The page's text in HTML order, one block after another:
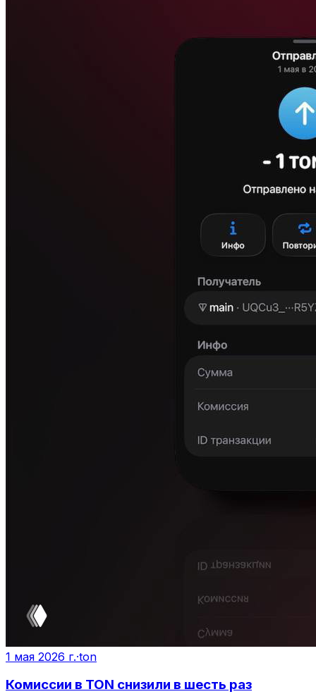
1 мая 2026 г.·ton
Комиссии в TON снизили в шесть раз